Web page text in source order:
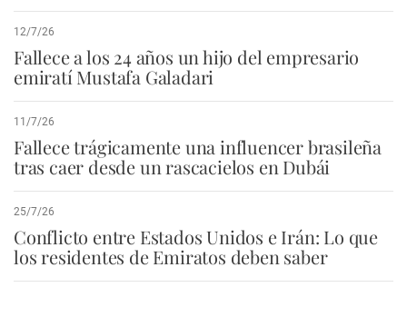
12/7/26
Fallece a los 24 años un hijo del empresario
emiratí Mustafa Galadari
11/7/26
Fallece trágicamente una influencer brasileña
tras caer desde un rascacielos en Dubái
25/7/26
Conflicto entre Estados Unidos e Irán: Lo que
los residentes de Emiratos deben saber